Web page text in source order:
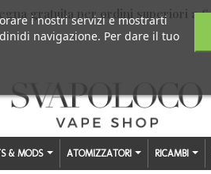
gratuita per ordini superiori a €
& MODS ATOMIZZATORI RICAMBI
i nostri servizi e mostrarti
navigazione. Per dare il tuo